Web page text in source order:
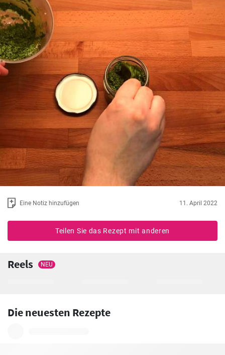
Eine Notiz hinzufügen 11. April 2022
Teilen Sie das Rezept mit anderen
Reels NEU
Die neuesten Rezepte